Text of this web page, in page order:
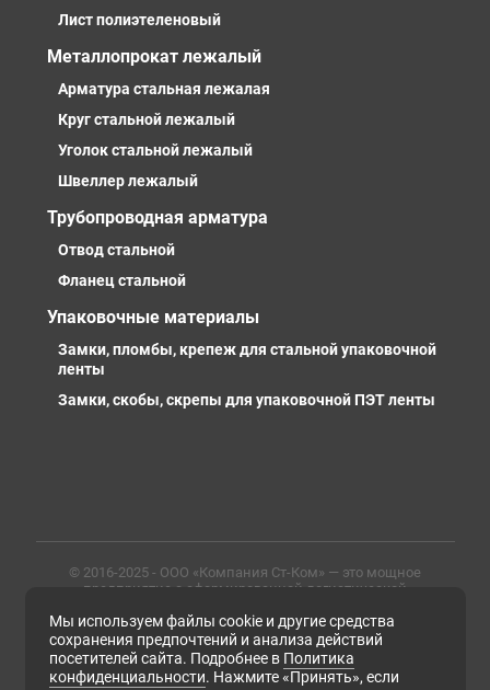
Лист полиэтеленовый
Металлопрокат лежалый
Арматура стальная лежалая
Круг стальной лежалый
Уголок стальной лежалый
Швеллер лежалый
Трубопроводная арматура
Отвод стальной
Фланец стальной
Упаковочные материалы
Замки, пломбы, крепеж для стальной упаковочной
ленты
Замки, скобы, скрепы для упаковочной ПЭТ ленты
© 2016-2025 - ООО «Компания Ст-Ком» — это мощное
предприятие с сформированной логистической
профессиональными сотрудниками. Предлагаем
металлопрокат любых марок, типов и размеров с
доставкой в России и СНГ
ИНН 6679102638, ОГРН 1169658133171
Мы используем файлы cookie и другие средства
сохранения предпочтений и анализа действий
посетителей сайта. Подробнее в Политика
конфиденциальности. Нажмите «Принять», если